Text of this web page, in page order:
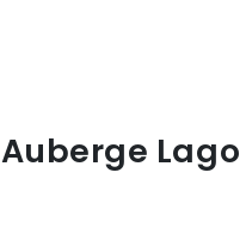
Auberge